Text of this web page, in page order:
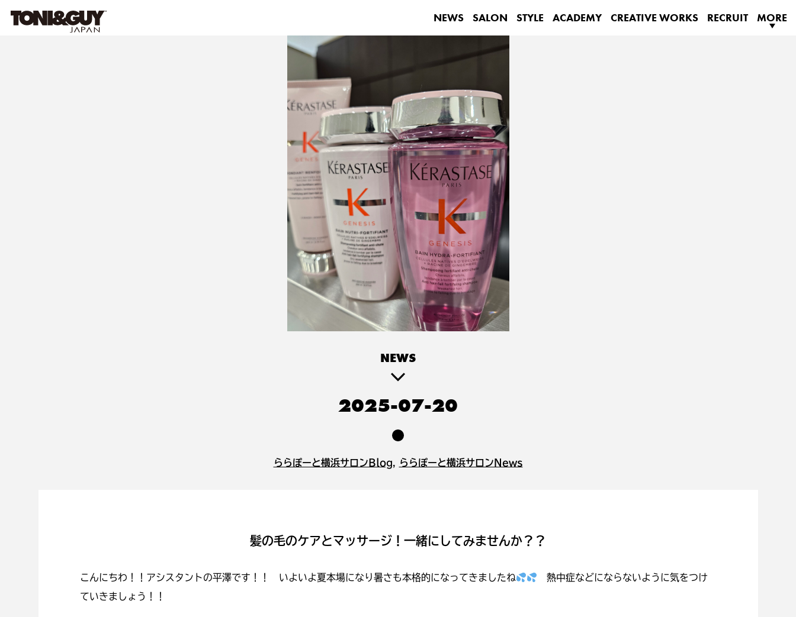
NEWS SALON STYLE ACADEMY CREATIVE WORKS RECRUIT MORE
NEWS
2025-07-20
ららぽーと横浜サロンBlog, ららぽーと横浜サロンNews
髪の毛のケアとマッサージ！一緒にしてみませんか？？
こんにちわ！！アシスタントの平澤です！！ いよいよ夏本場になり暑さも本格的になってきましたね
熱中症などにならないように気をつけ
ていきましょう！！